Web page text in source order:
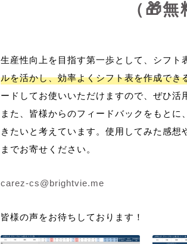
（🎁
生産性向上を目指す第一歩として、シフト
ルを活かし、効率よくシフト表を作成でき
ードしてお使いいただけますので、ぜひ活
また、皆様からのフィードバックをもと
きたいと考えています。使用してみた感
までお寄せください。
carez-cs@brightvie.me
皆様の声をお待ちしております！